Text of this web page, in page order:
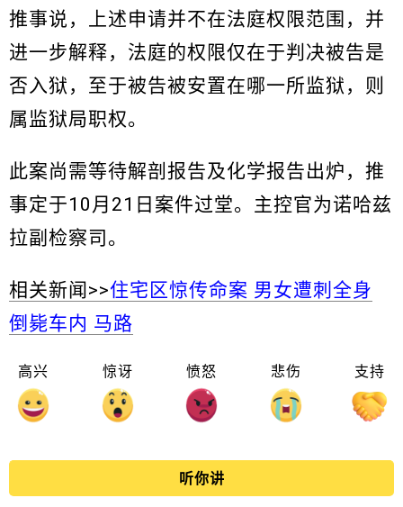
推事说，上述申请并不在法庭权限范围，并
进一步解释，法庭的权限仅在于判决被告是
否入狱，至于被告被安置在哪一所监狱，则
属监狱局职权。
此案尚需等待解剖报告及化学报告出炉，推
事定于10月21日案件过堂。主控官为诺哈兹
拉副检察司。
相关新闻>>住宅区惊传命案 男女遭刺全身
倒毙车内 马路
高兴 惊讶 愤怒 悲伤 支持
听你讲